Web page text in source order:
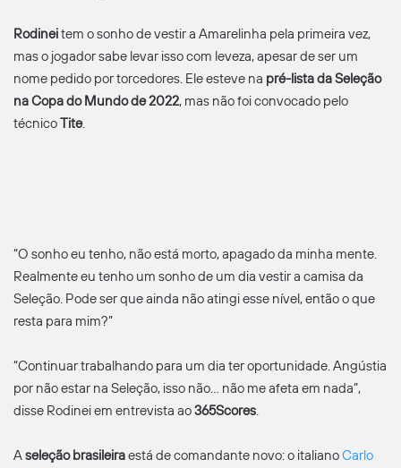
Rodineitem o sonho de vestir a Amarelinha pela primeira vez,
mas o jogador sabe levar isso com leveza, apesar de ser um
nome pedido por torcedores. Ele esteve na pré-lista da Seleção
na Copa do Mundo de 2022, mas não foi convocado pelo
técnicoTite.
“O sonho eu tenho, não está morto, apagado da minha mente.
Realmente eu tenho um sonho de um dia vestir a camisa da
Seleção. Pode ser que ainda não atingi esse nível, então o que
resta para mim?”
“Continuar trabalhando para um dia ter oportunidade. Angústia
por não estar na Seleção, isso não… não me afeta em nada”,
disse Rodinei em entrevista ao365Scores.
Aseleção brasileiraestá de comandante novo: o italianoCarlo